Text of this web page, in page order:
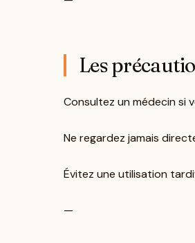
Les
Consultez un médecin si
Ne regardez jamais
Évitez une utilisation
—